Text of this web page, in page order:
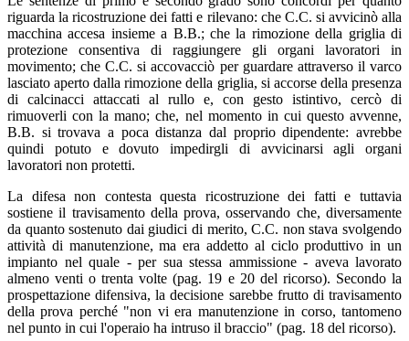
riguarda la ricostruzione dei fatti e rilevano: che C.C. si avvicinò alla
macchina accesa insieme a B.B.; che la rimozione della griglia di
protezione consentiva di raggiungere gli organi lavoratori in
movimento; che C.C. si accovacciò per guardare attraverso il varco
lasciato aperto dalla rimozione della griglia, si accorse della presenza
di calcinacci attaccati al rullo e, con gesto istintivo, cercò di
rimuoverli con la mano; che, nel momento in cui questo avvenne,
B.B. si trovava a poca distanza dal proprio dipendente: avrebbe
quindi potuto e dovuto impedirgli di avvicinarsi agli organi
lavoratori non protetti.
La difesa non contesta questa ricostruzione dei fatti e tuttavia
sostiene il travisamento della prova, osservando che, diversamente
da quanto sostenuto dai giudici di merito, C.C. non stava svolgendo
attività di manutenzione, ma era addetto al ciclo produttivo in un
impianto nel quale - per sua stessa ammissione - aveva lavorato
almeno venti o trenta volte (pag. 19 e 20 del ricorso). Secondo la
prospettazione difensiva, la decisione sarebbe frutto di travisamento
della prova perché "non vi era manutenzione in corso, tantomeno
nel punto in cui l'operaio ha intruso il braccio" (pag. 18 del ricorso).